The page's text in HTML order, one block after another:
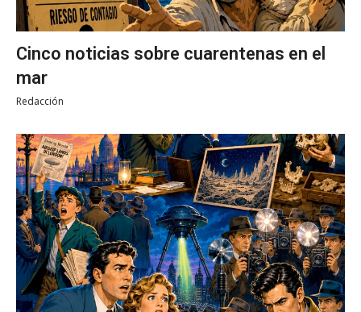
Cinco noticias sobre cuarentenas en el
mar
Redacción